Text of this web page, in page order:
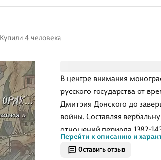
Оставить отзыв
В центре внимания
русского государства от
Дмитрия Донского до
войны. Составляя
отношений периода 1382-
доступные в источниках
экономических и
Перейти к описанию и
Купили 4 человека